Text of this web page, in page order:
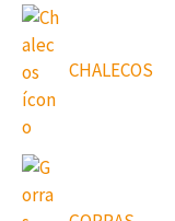
CHALECOS